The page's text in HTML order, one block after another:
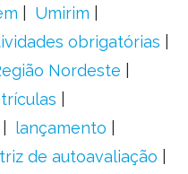
Umirim
obrigatórias
Nordeste
lançamento
de autoavaliação